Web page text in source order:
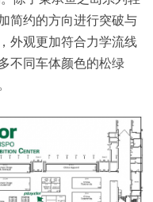
简约的方向进行突破与
外观更加符合力学流线
不同车体颜色的松绿